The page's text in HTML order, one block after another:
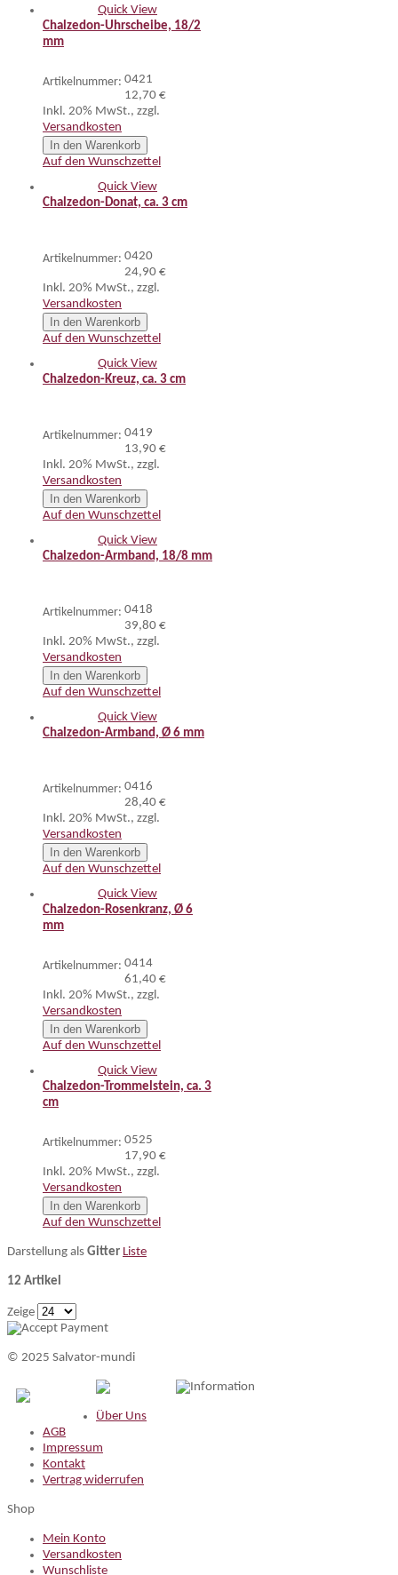
Quick View
Chalzedon-Uhrscheibe, 18/2
mm
Artikelnummer: 0421
12,70 €
Inkl. 20% MwSt., zzgl.
Versandkosten
In den Warenkorb
Auf den Wunschzettel
Quick View
Chalzedon-Donat, ca. 3 cm
Artikelnummer: 0420
24,90 €
Inkl. 20% MwSt., zzgl.
Versandkosten
In den Warenkorb
Auf den Wunschzettel
Quick View
Chalzedon-Kreuz, ca. 3 cm
Artikelnummer: 0419
13,90 €
Inkl. 20% MwSt., zzgl.
Versandkosten
In den Warenkorb
Auf den Wunschzettel
Quick View
Chalzedon-Armband, 18/8 mm
Artikelnummer: 0418
39,80 €
Inkl. 20% MwSt., zzgl.
Versandkosten
In den Warenkorb
Auf den Wunschzettel
Quick View
Chalzedon-Armband, Ø 6 mm
Artikelnummer: 0416
28,40 €
Inkl. 20% MwSt., zzgl.
Versandkosten
In den Warenkorb
Auf den Wunschzettel
Quick View
Chalzedon-Rosenkranz, Ø 6
mm
Artikelnummer: 0414
61,40 €
Inkl. 20% MwSt., zzgl.
Versandkosten
In den Warenkorb
Auf den Wunschzettel
Quick View
Chalzedon-Trommelstein, ca. 3
cm
Artikelnummer: 0525
17,90 €
Inkl. 20% MwSt., zzgl.
Versandkosten
In den Warenkorb
Auf den Wunschzettel
Darstellung als Gitter Liste
12 Artikel
Zeige
© 2025 Salvator-mundi
Information
Über Uns
AGB
Impressum
Kontakt
Vertrag widerrufen
Shop
Mein Konto
Versandkosten
Wunschliste